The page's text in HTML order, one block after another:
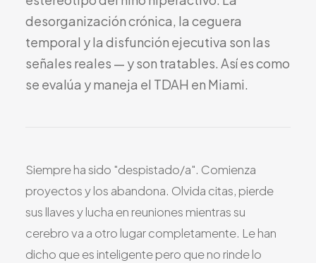
Pérdida de Peso
Terapia con Péptidos
Inyecciones Articulares
Escleroterapia
Laboratorio
Ansiedad
desorganizacióncrónica, la ceguera
temporal yla disfunción ejecutiva son las
señales reales — yson tratables. Asíescomo
se evalúa ymaneja el TDAH en Miami.
Siempre ha sido "despistado/a". Comienza
proyectos y los abandona. Olvida citas, pierde
sus llaves y lucha en reuniones mientras su
cerebro va a otro lugar completamente. Le han
dicho que es inteligente pero que no rinde lo